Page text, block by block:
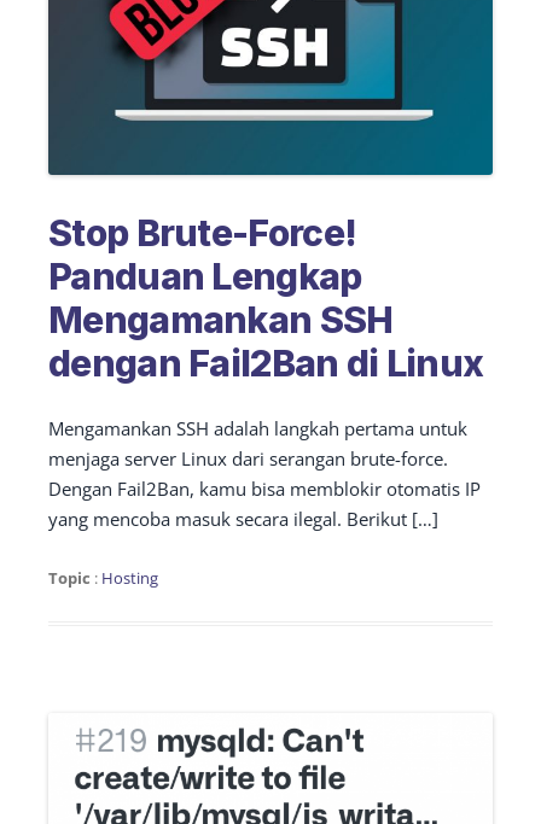
Stop Brute-Force!
Panduan Lengkap
Mengamankan SSH
dengan Fail2Ban di Linux
Mengamankan SSH adalah langkah pertama untuk
menjaga server Linux dari serangan brute-force.
Dengan Fail2Ban, kamu bisa memblokir otomatis IP
yang mencoba masuk secara ilegal. Berikut […]
Topic : Hosting